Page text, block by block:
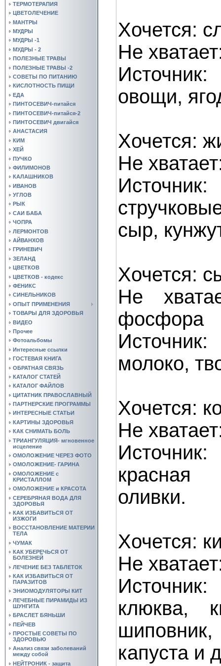
ТЕРМОТЕРАПИЯ
ЦВЕТОЛЕЧЕНИЕ
МАНТРЫ
МУДРЫ
МУДРЫ -1
МУДРЫ - 2
ПОЛЕЗНЫЕ ТРАВЫ
ПОЛЕЗНЫЕ ТРАВЫ -2
СОВЕТЫ ПО ПИТАНИЮ
КИСЛОТНОСТЬ ПИЩИ
ЕДА
ПИНТОСЕВИЧ-питайся
ПИНТОСЕВИЧ-питайся-2
ПИНТОСЕВИЧ двигайся
АНАСТАСИЯ
КИМ
ХЕЙ
ПУЧКО
ФИЛИМОНОВ
КАЛАШНИКОВ
ИВАНОВ
УГЛОВ
РЫК
САИ БАБА
ЧОПРА
ЛЕРМОНТОВ
АЙВАНХОВ
ГРИНЕВИЧ
ЗЕЛАНД
ЦВЕТКОВ
ЦВЕТКОВ - кодекс
ФЕНИКС
СИНЕЛЬНИКОВ
ОПЫТ ПРИМЕНЕНИЯ
ТОВАРЫ ДЛЯ ЗДОРОВЬЯ
ВИДЕО
Прочее
Фотоальбомы
Интересные ссылки
ГОСТЕВАЯ КНИГА
ОБРАТНАЯ СВЯЗЬ
КАТАЛОГ СТАТЕЙ
КАТАЛОГ ФАЙЛОВ
ЦИТАТНИК ПРАВОСЛАВНЫЙ
ПАРТНЕРСКИЕ ПРОГРАММЫ
ИНТЕРЕСНЫЕ СТАТЬИ
КАРТИНЫ ЗДОРОВЬЯ
КАК СНИМАТЬ БОЛЬ
ТРИАНГУЛЯЦИЯ- мгновенное
исцеление
ОМОЛОЖЕНИЕ ЧЕРЕЗ ФОТО
ОМОЛОЖЕНИЕ- ГАРИНА
ОМОЛОЖЕНИЕ с
КРИСТАЛЛОМ
ОМОЛОЖЕНИЕ и КРАСОТА
СЕРЕБРЯНАЯ ВОДА ДЛЯ
ЗДОРОВЬЯ
КАК ИЗБАВИТЬСЯ ОТ
ИЗЖОГИ
ВОССТАНОВЛЕНИЕ МАТЕРИИ
ТЕЛА
ЧУМАК
КАК УБЕРЕЧЬСЯ ОТ
БОЛЕЗНЕЙ
ЛЕЧЕНИЕ БЕЗ ТАБЛЕТОК
КАК ИЗБАВИТЬСЯ ОТ
ПАРАЗИТОВ
ЭНИОМОДУЛЯТОРЫ КИТ
ЛЕЧЕБНЫЕ ПИРАМИДЫ ИЗ
ШУНГИТА
БРАСЛЕТ БЯНЬШИ
ПЕЙЧЕВ
ПРОСТЫЕ СОВЕТЫ ПО
ЗДОРОВЬЮ
Анализ связи заболеваний
между собой
НЕЙТРОНИК - защита
Хочется:
Не
овощи,
Хочется:
Не
сыр,
Хочется:
Не
фосфора
молоко,
Хочется:
Не
оливки.
Хочется:
Не
клюква,
капуста и